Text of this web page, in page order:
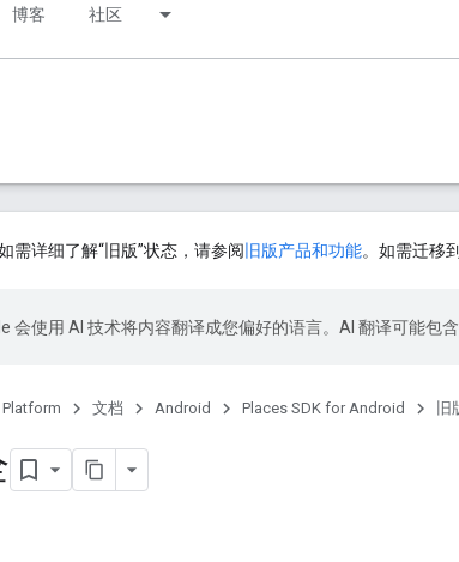
博客 社区
需详细了解“旧版”状态，请参阅 旧版产品和功能。如需迁移
会使用 AI 技术将内容翻译成您偏好的语言。AI 翻译可能包含
文档 Android Places SDK for Android 旧